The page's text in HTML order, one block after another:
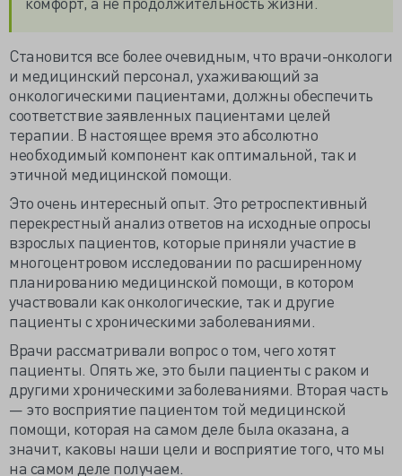
Становится все более очевидным, что врачи-онкологи
и медицинский персонал, ухаживающий за
онкологическими пациентами, должны обеспечить
соответствие заявленных пациентами целей
терапии. В настоящее время это абсолютно
необходимый компонент как оптимальной, так и
этичной медицинской помощи.
Это очень интересный опыт. Это ретроспективный
перекрестный анализ ответов на исходные опросы
взрослых пациентов, которые приняли участие в
многоцентровом исследовании по расширенному
планированию медицинской помощи, в котором
участвовали как онкологические, так и другие
пациенты с хроническими заболеваниями.
Врачи рассматривали вопрос о том, чего хотят
пациенты. Опять же, это были пациенты с раком и
другими хроническими заболеваниями. Вторая часть
— это восприятие пациентом той медицинской
помощи, которая на самом деле была оказана, а
значит, каковы наши цели и восприятие того, что мы
на самом деле получаем.